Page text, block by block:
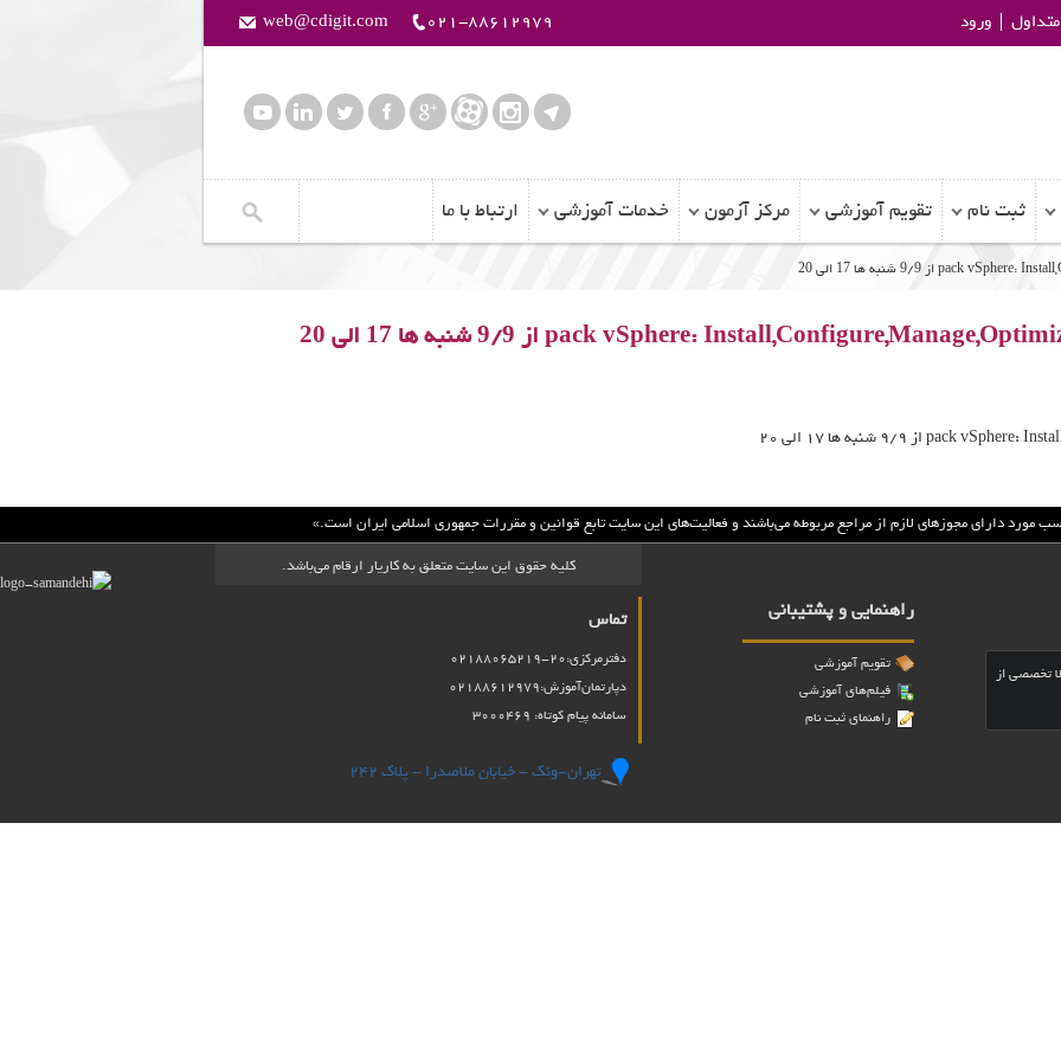
ورود 021-88612979
web@cdigit.com
ثبت نام تقویم آموزشی مرکز آزمون خدمات آموزشی ارتباط با ما
از 9/9 شنبه ها 17 الی 20
از 9/9 شنبه ها 17 الی 20
مورد داراي مجوزهاي لازم از مراجع مربوطه مي‌باشند و فعاليت‌هاي اين سايت تابع قوانين و مقررات جمهوري اسلامي ايران است.»
کلیه حقوق این سایت متعلق به کاریار ارقام می‌باشد.
تخصصی از
خود
راهنمایی و پشتیبانی
تقویم آموزشی
فیلم‌های آموزشی
راهنمای ثبت نام
تماس
دفترمرکزی:20-02188065219
دپارتمان‌آموزش:
02188612979
سامانه پیام کوتاه: 3000469
تهران-ونک - خیابان ملاصدرا - پلاک ۲۴۲